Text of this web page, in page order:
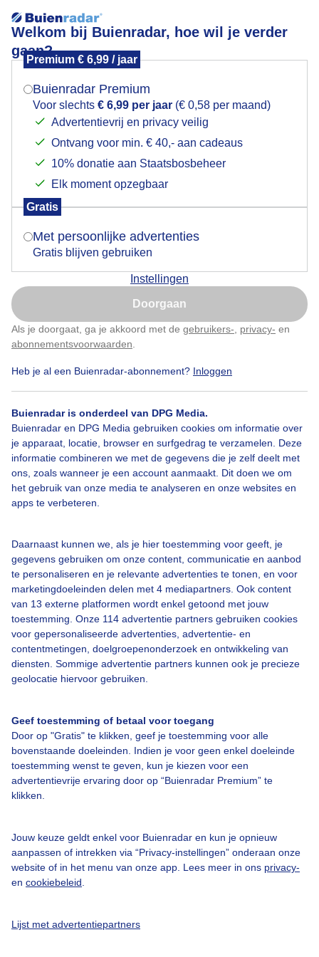
Welkom bij Buienradar, hoe wil je verder
gaan?
Premium € 6,99 / jaar
Buienradar Premium
Voor slechts € 6,99 per jaar (€ 0,58 per maand)
Advertentievrij en privacy veilig
Ontvang voor min. € 40,- aan cadeaus
10% donatie aan Staatsbosbeheer
Elk moment opzegbaar
Gratis
Met persoonlijke advertenties
Gratis blijven gebruiken
Instellingen
Doorgaan
Als je doorgaat, ga je akkoord met de gebruikers- privacy- en
abonnementsvoorwaarden
Heb je al een Buienradar-abonnement? Inloggen
Buienradar is onderdeel van DPG Media.
Buienradar en DPG Media gebruiken cookies om informatie over
je apparaat, locatie, browser en surfgedrag te verzamelen. Deze
informatie combineren we met de gegevens die je zelf deelt met
ons, zoals wanneer je een account aanmaakt. Dit doen we om
het gebruik van onze media te analyseren en onze websites en
apps te verbeteren.
Daarnaast kunnen we, als je hier toestemming voor geeft, je
gegevens gebruiken om onze content, communicatie en aanbod
te personaliseren en je relevante advertenties te tonen, en voor
marketingdoeleinden delen met 4 mediapartners. Ook content
van 13 externe platformen wordt enkel getoond met jouw
toestemming. Onze 114 advertentie partners gebruiken cookies
voor gepersonaliseerde advertenties, advertentie- en
contentmetingen, doelgroepenonderzoek en ontwikkeling van
diensten. Sommige advertentie partners kunnen ook je precieze
geolocatie hiervoor gebruiken.
Geef toestemming of betaal voor toegang
Door op "Gratis" te klikken, geef je toestemming voor alle
bovenstaande doeleinden. Indien je voor geen enkel doeleinde
toestemming wenst te geven, kun je kiezen voor een
advertentievrije ervaring door op “Buienradar Premium” te
klikken.
Jouw keuze geldt enkel voor Buienradar en kun je opnieuw
aanpassen of intrekken via “Privacy-instellingen” onderaan onze
website of in het menu van onze app. Lees meer in ons privacy-
en cookiebeleid
Lijst met advertentiepartners
droog en warm
Door: ben Saanen
Bekijk slideshow
Over Buienradar
Bedrijfsgegevens
Veelgestelde vragen
Toegankelijkheid
Gebruikersvoorwaarden
Adverteren
Cookie beleid
Mogen we je locatie gebruiken voor het
Indien je hier nog geen akkoord op hebt gegeven,
verschijnt er zo een pop-up uit je browser waarin
Is goed, toon de popup
Nu niet, misschien later
Klik hierom dit aan te passen